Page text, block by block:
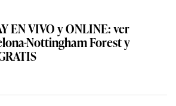
EN VIVO y ONLINE: ver
Nottingham Forest y